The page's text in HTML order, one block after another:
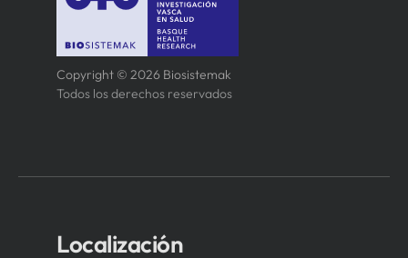
Copyright © 2026 Biosistemak
Todos los derechos reservados
Localización